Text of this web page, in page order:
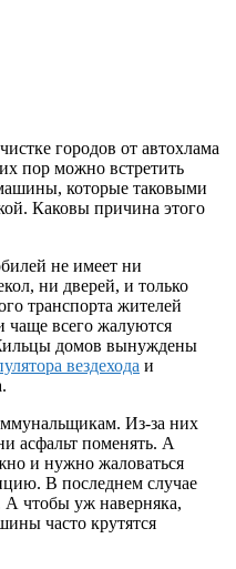
городов от автохлама
пор можно встретить
которые таковыми
Каковы причина этого
не имеет ни
ни дверей, и только
транспорта жителей
всего жалуются
домов вынуждены
вездехода и
Из-за них
асфальт поменять. А
и нужно жаловаться
В последнем случае
А чтобы уж наверняка,
часто крутятся